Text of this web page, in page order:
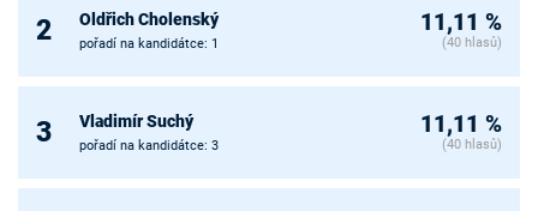
2 Oldřich Cholenský
pořadí na kandidátce: 1
11,11 %
(40 hlasů)
3 Vladimír Suchý
pořadí na kandidátce: 3
11,11 %
(40 hlasů)